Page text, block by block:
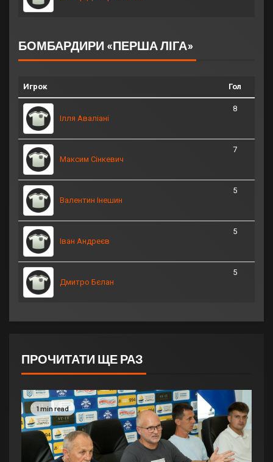
БОМБАРДИРИ «ПЕРША ЛІГА»
Игрок Гол
Ілля Аваліані
8
Максим Сінкевич
7
Валентин Інешин
5
Іван Андреєв
5
Дмитро Бєлан
5
ПРОЧИТАТИ ЩЕ РАЗ
1 min read